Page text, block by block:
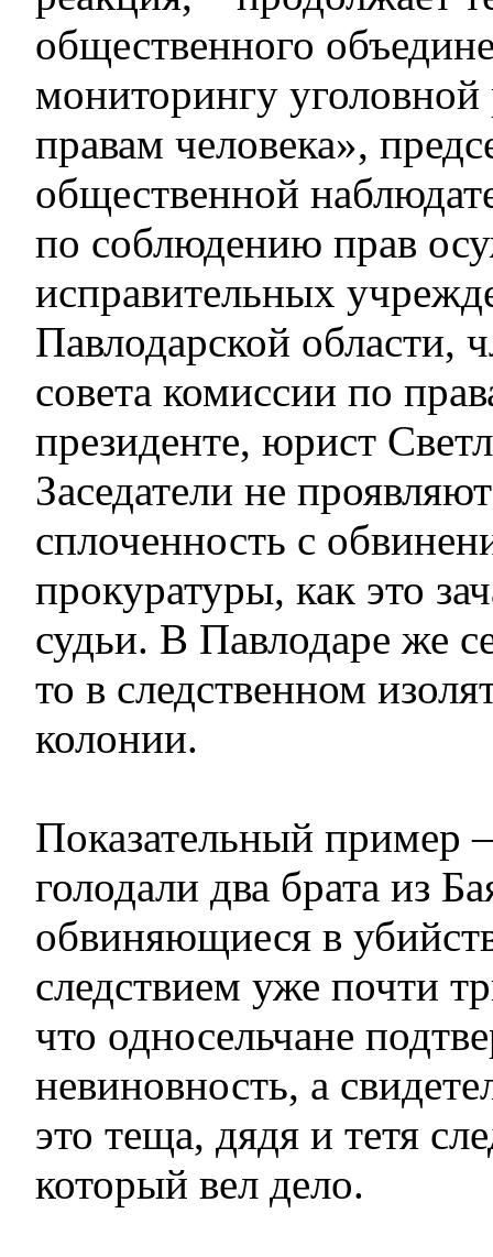
общественного
мониторингу
правам человека»,
общественной
по соблюдению прав
исправительных
Павлодарской области,
совета комиссии по
президенте, юрист
Заседатели не
сплоченность с
прокуратуры, как это
судьи. В Павлодаре же
то в следственном
колонии.
Показательный пример
голодали два брата из
обвиняющиеся в
следствием уже почти
что односельчане
невиновность, а
это теща, дядя и тетя
который вел дело.